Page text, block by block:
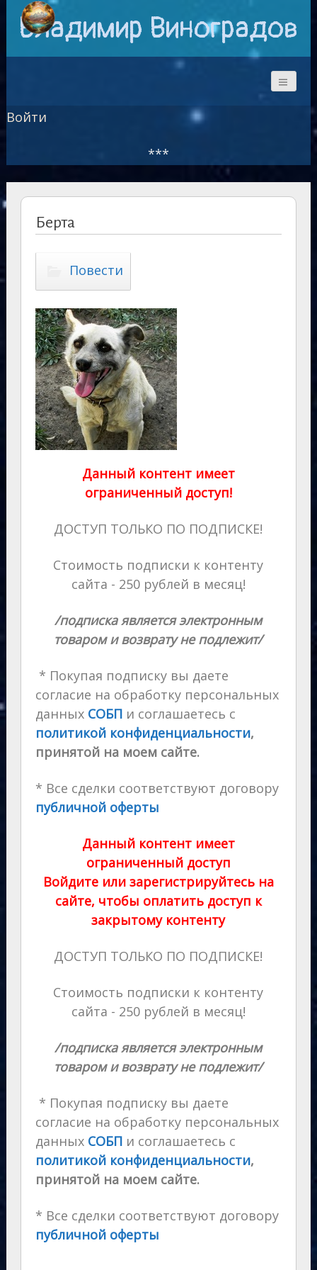
Владимир Виноградов
Войти
***
Берта
Повести
Данный контент имеет
ограниченный доступ!
ДОСТУП ТОЛЬКО ПО ПОДПИСКЕ!
Стоимость подписки к контенту
сайта - 250 рублей в месяц!
/подписка является электронным
товаром и возврату не подлежит/
* Покупая подписку вы даете
согласие на обработку персональных
данных СОБП и соглашаетесь с
политикой конфиденциальности,
принятой на моем сайте.
* Все сделки соответствуют договору
публичной оферты
Данный контент имеет
ограниченный доступ
Войдите или зарегистрируйтесь на
сайте, чтобы оплатить доступ к
закрытому контенту
ДОСТУП ТОЛЬКО ПО ПОДПИСКЕ!
Стоимость подписки к контенту
сайта - 250 рублей в месяц!
/подписка является электронным
товаром и возврату не подлежит/
* Покупая подписку вы даете
согласие на обработку персональных
данных СОБП и соглашаетесь с
политикой конфиденциальности,
принятой на моем сайте.
* Все сделки соответствуют договору
публичной оферты